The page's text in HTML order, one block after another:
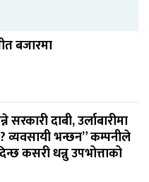
बजारमा
सरकारी दाबी, उर्लाबारीमा
व्यवसायी भन्छन” कम्पनीले
कसरी धन्नु उपभोत्ताको